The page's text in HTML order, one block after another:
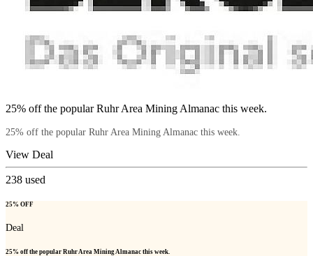
25% off the popular Ruhr Area Mining Almanac this week.
25% off the popular Ruhr Area Mining Almanac this week.
View Deal
238 used
25% OFF
Deal
25% off the popular Ruhr Area Mining Almanac this week.